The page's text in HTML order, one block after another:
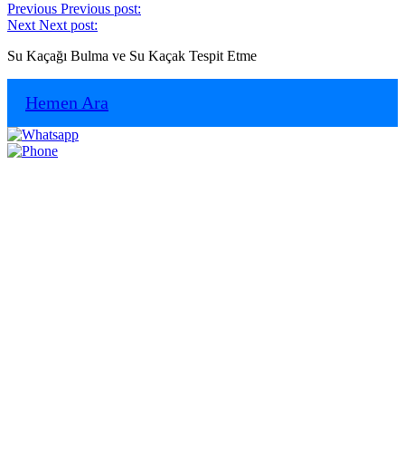
Previous Previous post:
Next Next post:
Su Kaçağı Bulma ve Su Kaçak Tespit Etme
Hemen Ara